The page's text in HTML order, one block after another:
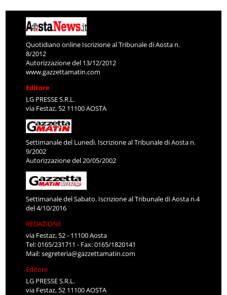
Quotidiano online Iscrizione al Tribunale di Aosta n.
8/2012
Autorizzazione del 13/12/2012
www.gazzettamatin.com
Editore
LG PRESSE S.R.L.
via Festaz, 52 11100 AOSTA
Settimanale del Lunedì. Iscrizione al Tribunale di Aosta n.
9/2002
Autorizzazione del 20/05/2002
Settimanale del Sabato. Iscrizione al Tribunale di Aosta n.4
del 4/10/2016
REDAZIONE
via Festaz, 52 - 11100 Aosta
Tel: 0165/231711 - Fax: 0165/1820141
Mail:segreteria@gazzettamatin.com
Editore
LG PRESSE S.R.L.
via Festaz, 52 11100 AOSTA